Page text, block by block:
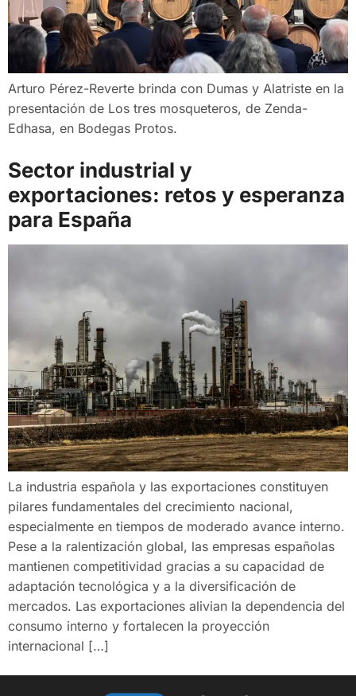
Arturo Pérez-Reverte brinda con Dumas y Alatriste en la
presentación de Los tres mosqueteros, de Zenda-
Edhasa, en Bodegas Protos.
Sector industrial y
exportaciones: retos y esperanza
para España
La industria española y las exportaciones constituyen
pilares fundamentales del crecimiento nacional,
especialmente en tiempos de moderado avance interno.
Pese a la ralentización global, las empresas españolas
mantienen competitividad gracias a su capacidad de
adaptación tecnológica y a la diversificación de
mercados. Las exportaciones alivian la dependencia del
consumo interno y fortalecen la proyección
internacional […]